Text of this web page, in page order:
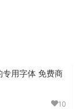
专用字体 免费商
10